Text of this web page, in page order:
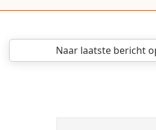
Naar laatste bericht